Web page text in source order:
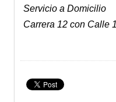
Servicio a Domicilio
Carrera 12 con Calle